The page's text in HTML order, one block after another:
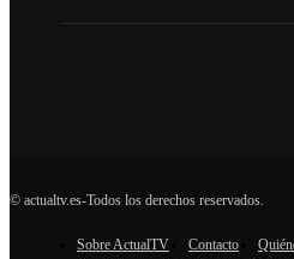
© actualtv.es-Todos los derechos reservados.
Sobre ActualTV Contacto